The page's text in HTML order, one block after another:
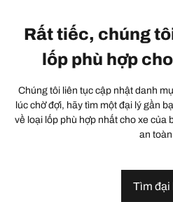
Rất tiếc, chúng
lốp phù hợp
Chúng tôi liên tục cập nhật danh
lúc chờ đợi, hãy tìm một đại lý gần
về loại lốp phù hợp nhất cho xe của
an
Tìm đại